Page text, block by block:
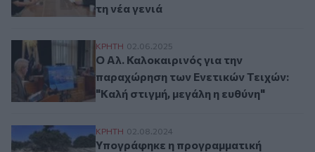
τη νέα γενιά
Ο Αλ. Καλοκαιρινός για την παραχώρηση
ΚΡΗΤΗ 02.06.2025
Ο Αλ. Καλοκαιρινός για την
παραχώρηση των Ενετικών Τειχών:
"Kαλή στιγμή, μεγάλη η ευθύνη"
Υπογράφηκε η προγραμματική σύμβαση
ΚΡΗΤΗ 02.08.2024
Υπογράφηκε η προγραμματική